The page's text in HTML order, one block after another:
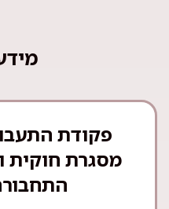
פקודת
מסגרת חוקית